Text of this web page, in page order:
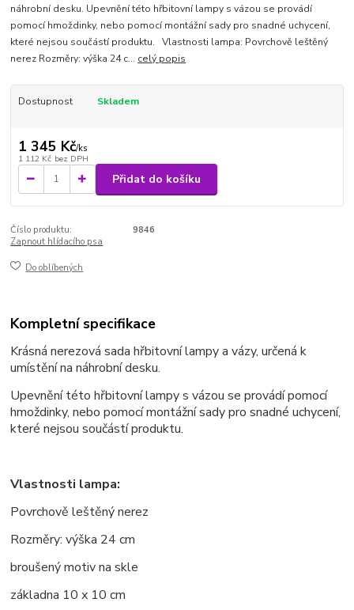
náhrobní desku. Upevnění této hřbitovní lampy s vázou se provádí
pomocí hmoždinky, nebo pomocí montážní sady pro snadné uchycení,
které nejsou součástí produktu. Vlastnosti lampa: Povrchově leštěný
nerez Rozměry: výška 24 c... celý popis
Dostupnost Skladem
1 345 Kč/ks
1 112 Kč bez DPH
Přidat do košíku
Číslo produktu:
9846
Zapnout hlídacího psa
Do oblíbených
Kompletní specifikace
Krásná nerezová sada hřbitovní lampy a vázy, určená k
umístění na náhrobní desku.
Upevnění této hřbitovní lampy s vázou se provádí pomocí
hmoždinky, nebo pomocí montážní sady pro snadné uchycení,
které nejsou součástí produktu.
Vlastnosti lampa:
Povrchově leštěný nerez
Rozměry: výška 24 cm
broušený motiv na skle
základna 10 x 10 cm